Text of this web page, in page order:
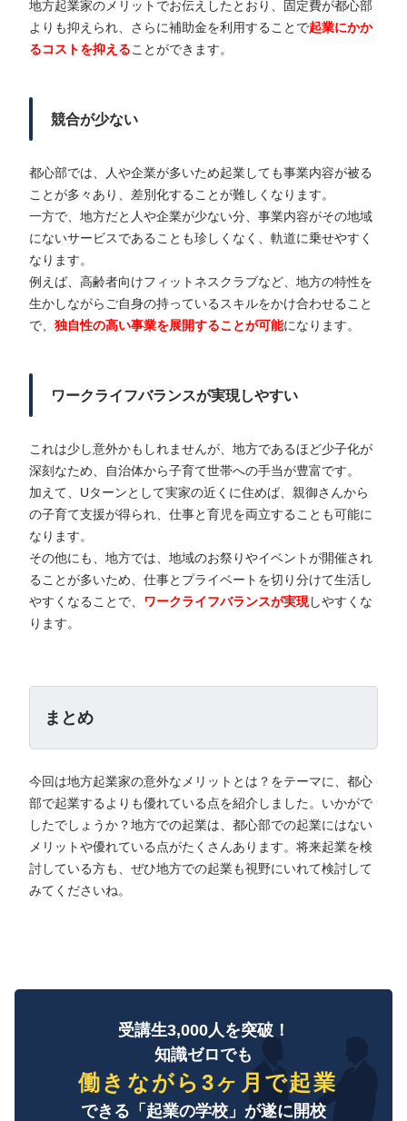
地方起業家のメリットでお伝えしたとおり、固定費が都心部
よりも抑えられ、さらに補助金を利用することで起業にかか
るコストを抑える ことができます。
競合が少ない
都心部では、人や企業が多いため起業しても事業内容が被る
ことが多々あり、差別化することが難しくなります。
一方で、地方だと人や企業が少ない分、事業内容がその地域
にないサービスであることも珍しくなく、軌道に乗せやすく
なります。
例えば、高齢者向けフィットネスクラブなど、地方の特性を
生かしながらご自身の持っているスキルをかけ合わせること
で、 独自性の高い事業を展開することが可能になります。
ワークライフバランスが実現しやすい
これは少し意外かもしれませんが、地方であるほど少子化が
深刻なため、自治体から子育て世帯への手当が豊富です。
加えて、Uターンとして実家の近くに住めば、親御さんから
の子育て支援が得られ、仕事と育児を両立することも可能に
なります。
その他にも、地方では、地域のお祭りやイベントが開催され
ることが多いため、仕事とプライベートを切り分けて生活し
やすくなることで、 ワークライフバランスが実現しやすくな
ります。
まとめ
今回は地方起業家の意外なメリットとは？をテーマに、都心
部で起業するよりも優れている点を紹介しました。いかがで
したでしょうか？地方での起業は、都心部での起業にはない
メリットや優れている点がたくさんあります。将来起業を検
討している方も、ぜひ地方での起業も視野にいれて検討して
みてくださいね。
受講生3,000人を突破！
知識ゼロでも
働きながら3ヶ月で起業
できる「起業の学校」が遂に開校